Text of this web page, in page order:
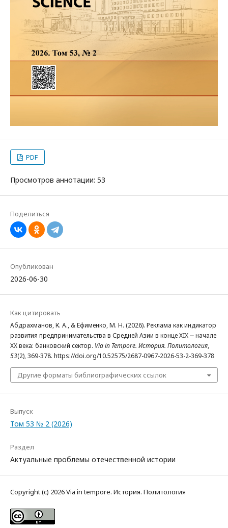
PDF
Просмотров аннотации: 53
Поделиться
Опубликован
2026-06-30
Как цитировать
Абдрахманов, К. А., & Ефименко, М. Н. (2026). Реклама как индикатор
развития предпринимательства в Средней Азии в конце XIX ‒ начале
ХХ века: банковский сектор. Via in Tempore. История. Политология,
53(2), 369-378. https://doi.org/10.52575/2687-0967-2026-53-2-369-378
Другие форматы библиографических ссылок
Выпуск
Том 53 № 2 (2026)
Раздел
Актуальные проблемы отечественной истории
Copyright (c) 2026 Via in tempore. История. Политология